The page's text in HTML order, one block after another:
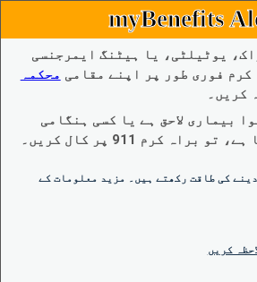
myBenefits
یوٹیلٹی، یا ہیٹنگ ایمرجنسی
فوری طور پر اپنے مقامی محکمہ
کریں۔
بیماری لاحق ہے یا کسی ہنگامی
کرم 911 پر کال کریں۔
کی طاقت رکھتے ہیں۔ مزید معلومات کے
کریں